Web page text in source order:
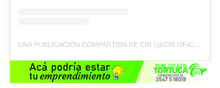
UNA PUBLICACIÓN COMPARTIDA DE CIN (@CIN.OFICIAL)